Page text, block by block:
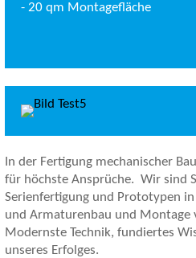
- 20 qm Montagefläche
In der Fertigung mechanischer
für höchste Ansprüche. Wir sind
Serienfertigung und Prototypen
und Armaturenbau und Montage
Modernste Technik, fundiertes
unseres Erfolges.